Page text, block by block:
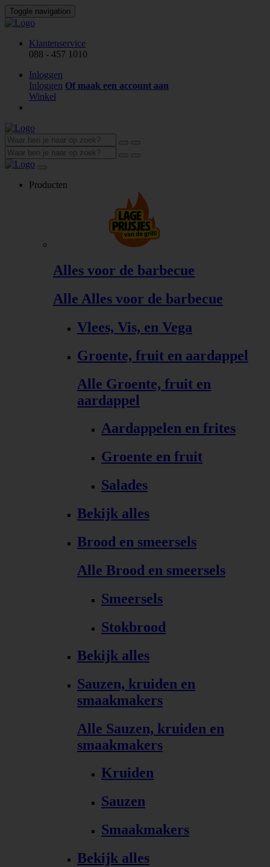
Toggle navigation
Klantenservice
088 - 457 1010
Inloggen
Inloggen Of maak een account aan
Winkel
Producten
Alles voor de barbecue
Alle Alles voor de barbecue
Vlees, Vis, en Vega
Groente, fruit en aardappel
Alle Groente, fruit en
aardappel
Aardappelen en frites
Groente en fruit
Salades
Bekijk alles
Brood en smeersels
Alle Brood en smeersels
Smeersels
Stokbrood
Bekijk alles
Sauzen, kruiden en
smaakmakers
Alle Sauzen, kruiden en
smaakmakers
Kruiden
Sauzen
Smaakmakers
Bekijk alles